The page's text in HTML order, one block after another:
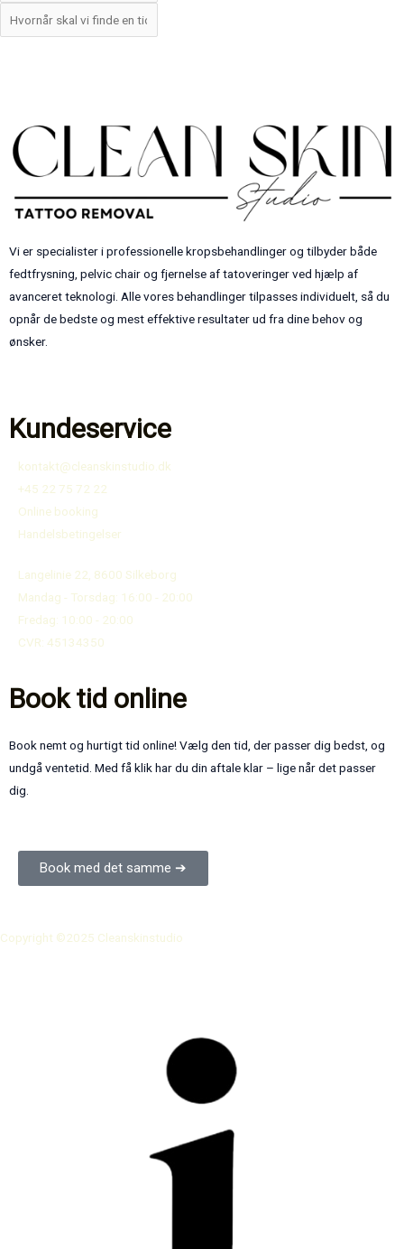
Vi er specialister i professionelle kropsbehandlinger og tilbyder både
fedtfrysning, pelvic chair og fjernelse af tatoveringer ved hjælp af
avanceret teknologi. Alle vores behandlinger tilpasses individuelt, så du
opnår de bedste og mest effektive resultater ud fra dine behov og
ønsker.
Kundeservice
kontakt@cleanskinstudio.dk
+45 22 75 72 22
Online booking
Handelsbetingelser
Langelinie 22, 8600 Silkeborg
Mandag - Torsdag: 16:00 - 20:00
Fredag: 10:00 - 20:00
CVR: 45134350
Book tid online
Book nemt og hurtigt tid online! Vælg den tid, der passer dig bedst, og
undgå ventetid. Med få klik har du din aftale klar – lige når det passer
dig.
Book med det samme ➔
Copyright ©2025 Cleanskinstudio